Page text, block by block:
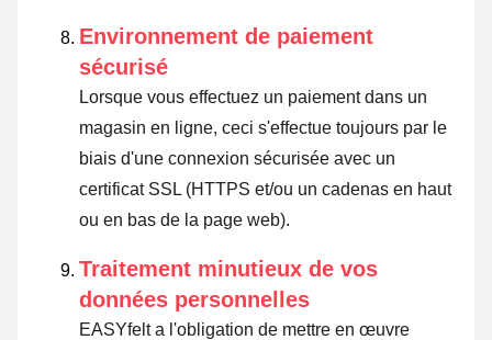
Environnement de paiement
sécurisé
Lorsque vous effectuez un paiement dans un
magasin en ligne, ceci s'effectue toujours par le
biais d'une connexion sécurisée avec un
certificat SSL (HTTPS et/ou un cadenas en haut
ou en bas de la page web).
Traitement minutieux de vos
données personnelles
EASYfelt a l'obligation de mettre en œuvre